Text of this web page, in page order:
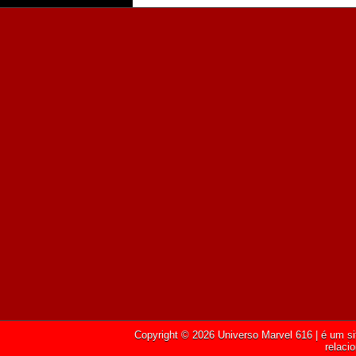
Copyright © 2026 Universo Marvel 616 | é um